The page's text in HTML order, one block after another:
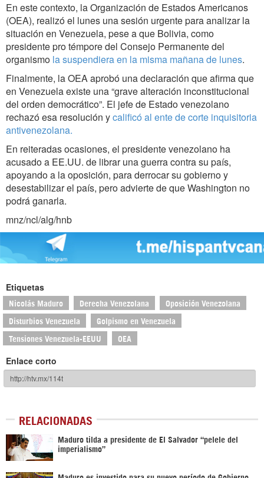
En este contexto, la Organización de Estados Americanos
(OEA), realizó el lunes una sesión urgente para analizar la
situación en Venezuela, pese a que Bolivia, como
presidente pro témpore del Consejo Permanente del
organismo la suspendiera en la misma mañana de lunes.
Finalmente, la OEA aprobó una declaración que afirma que
en Venezuela existe una “grave alteración inconstitucional
del orden democrático”. El jefe de Estado venezolano
rechazó esa resolución ycalificó al ente de corte inquisitoria
antivenezolana.
En reiteradas ocasiones, el presidente venezolano ha
acusado a EE.UU. de librar una guerra contra su país,
apoyando a la oposición, para derrocar su gobierno y
desestabilizar el país, pero advierte de que Washington no
podrá ganarla.
mnz/ncl/alg/hnb
Etiquetas
Nicolás Maduro Derecha Venezolana Oposición Venezolana
Disturbios Venezuela Golpismo en Venezuela
Tensiones Venezuela-EEUU OEA
Enlace corto
RELACIONADAS
Maduro tilda a presidente de El Salvador “pelele del
imperialismo”
Maduro es investido para su nuevo período de Gobierno